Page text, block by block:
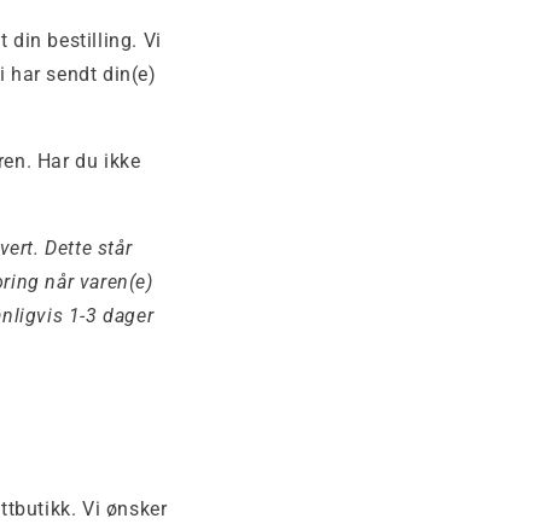
din bestilling. Vi
har sendt din(e)
Har du ikke
Dette står
når varen(e)
1-3 dager
Vi ønsker